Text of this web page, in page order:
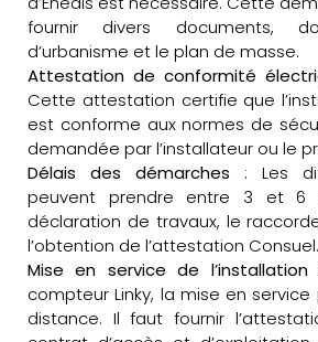
fournir divers documents,
d’urbanisme et le plan de masse.
Attestation de conformité
Cette attestation certifie que
est conforme aux normes de
demandée par l’installateur ou le
Délais des démarches : Les
peuvent prendre entre 3 et 6
déclaration de travaux, le
l’obtention de l’attestation Consuel.
Mise en service de l’installation
compteur Linky, la mise en
distance. Il faut fournir